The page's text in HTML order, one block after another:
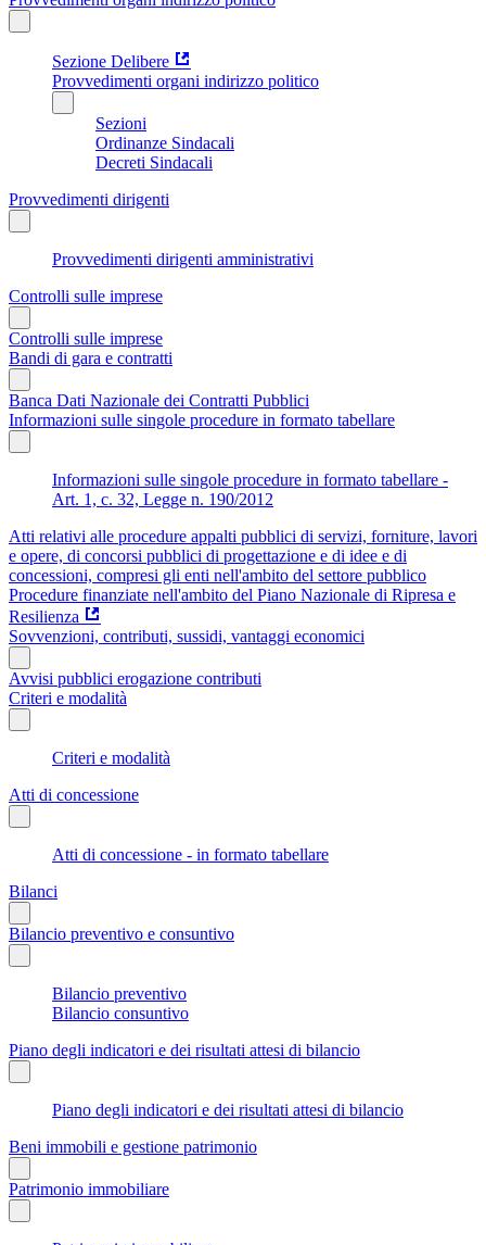
Sezione Delibere
Provvedimenti organi indirizzo politico
Sezioni
Ordinanze Sindacali
Decreti Sindacali
Provvedimenti dirigenti
Provvedimenti dirigenti amministrativi
Controlli sulle imprese
Controlli sulle imprese
Bandi di gara e contratti
Banca Dati Nazionale dei Contratti Pubblici
Informazioni sulle singole procedure in formato tabellare
Informazioni sulle singole procedure in formato tabellare -
Art. 1, c. 32, Legge n. 190/2012
Atti relativi alle procedure appalti pubblici di servizi, forniture, lavori
e opere, di concorsi pubblici di progettazione e di idee e di
concessioni, compresi gli enti nell'ambito del settore pubblico
Procedure finanziate nell'ambito del Piano Nazionale di Ripresa e
Resilienza
Sovvenzioni, contributi, sussidi, vantaggi economici
Avvisi pubblici erogazione contributi
Criteri e modalità
Criteri e modalità
Atti di concessione
Atti di concessione - in formato tabellare
Bilanci
Bilancio preventivo e consuntivo
Bilancio preventivo
Bilancio consuntivo
Piano degli indicatori e dei risultati attesi di bilancio
Piano degli indicatori e dei risultati attesi di bilancio
Beni immobili e gestione patrimonio
Patrimonio immobiliare